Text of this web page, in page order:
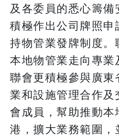
及各委員的悉心籌
積極作出公司牌照申
持物管業發牌制度。
本地物管業走向專業
聯會更積極參與廣東
業和設施管理合作及
會成員，幫助推動本
港，擴大業務範圍